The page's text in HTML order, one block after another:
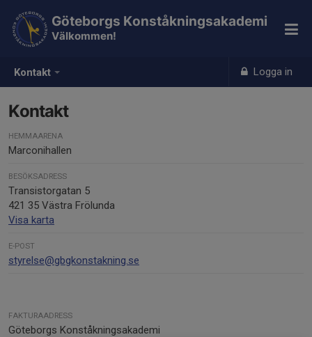
Kontakt Logga in
Göteborgs Konståkningsakademi
Välkommen!
Kontakt
HEMMAARENA
Marconihallen
BESÖKSADRESS
Transistorgatan 5
421 35 Västra Frölunda
Visa karta
E-POST
styrelse@gbgkonstakning.se
FAKTURAADRESS
Göteborgs Konståkningsakademi